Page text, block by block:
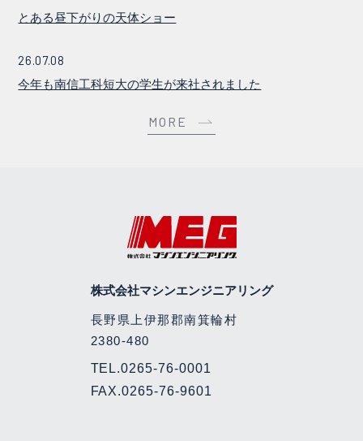
とある昼下がりの天体ショー
26.07.08
今年も南信工科短大の学生が来社されました
MORE
株式会社マシンエンジニアリング
長野県上伊那郡南箕輪村
2380-480
TEL.0265-76-0001
FAX.0265-76-9601